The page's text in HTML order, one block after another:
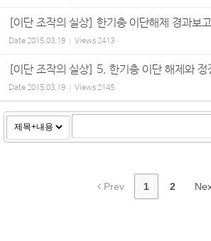
[이단 조작의 실상] 한기총 이단해제 경과보
Date2015.03.19 Views2413
[이단 조작의 실상] 5. 한기총 이단 해제와 정
Date2015.03.19 Views2145
Prev 1 2